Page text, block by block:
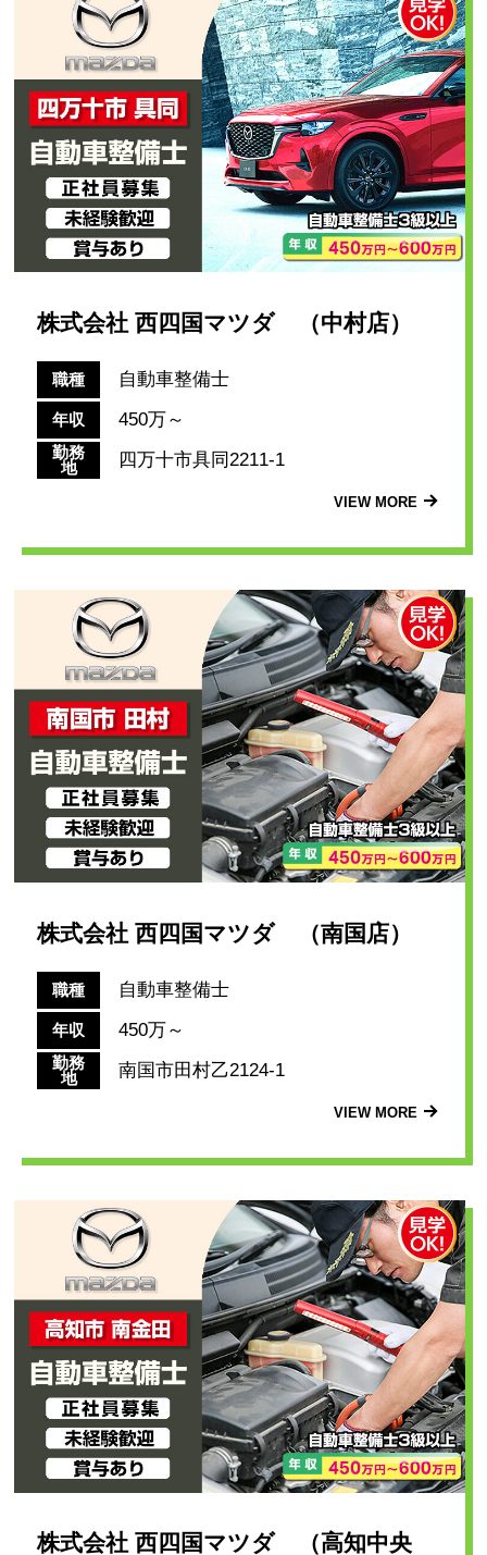
株式会社 西四国マツダ （中村店）
職種 自動車整備士
年収 450万～
勤務
地
四万十市具同2211-1
VIEW MORE
株式会社 西四国マツダ （南国店）
職種 自動車整備士
年収 450万～
勤務
地
南国市田村乙2124-1
VIEW MORE
株式会社 西四国マツダ （高知中央